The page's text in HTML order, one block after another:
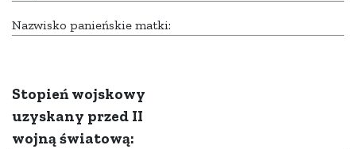
Nazwisko panieńskie matki:
Stopień wojskowy
uzyskany przed II
wojną światową: